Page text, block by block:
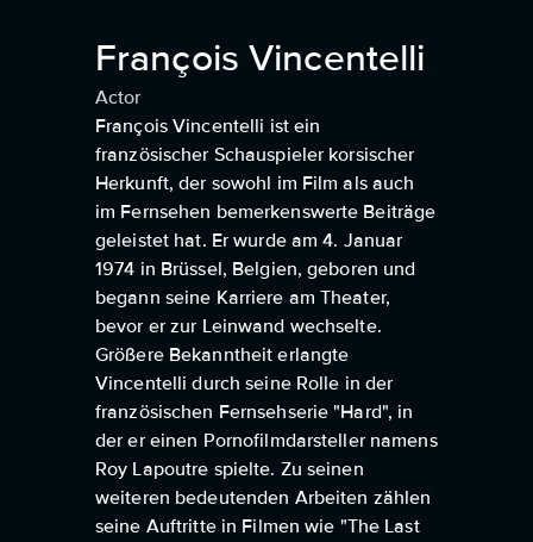
François Vincentelli
Actor
François Vincentelli ist ein
französischer Schauspieler korsischer
Herkunft, der sowohl im Film als auch
im Fernsehen bemerkenswerte Beiträge
geleistet hat. Er wurde am 4. Januar
1974 in Brüssel, Belgien, geboren und
begann seine Karriere am Theater,
bevor er zur Leinwand wechselte.
Größere Bekanntheit erlangte
Vincentelli durch seine Rolle in der
französischen Fernsehserie "Hard", in
der er einen Pornofilmdarsteller namens
Roy Lapoutre spielte. Zu seinen
weiteren bedeutenden Arbeiten zählen
seine Auftritte in Filmen wie "The Last